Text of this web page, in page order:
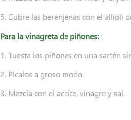
5. Cubre las berenjenas con el allioli
Para la vinagreta de piñones:
1. Tuesta los piñones en una sartén
2. Pícalos a groso modo.
3. Mezcla con el aceite, vinagre y sal.